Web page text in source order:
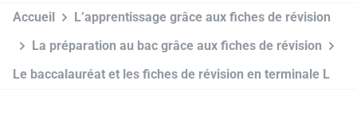
Accueil
L’apprentissage grâce aux fiches de révision
La préparation au bac grâce aux fiches de révision
Le baccalauréat et les fiches de révision en terminale L